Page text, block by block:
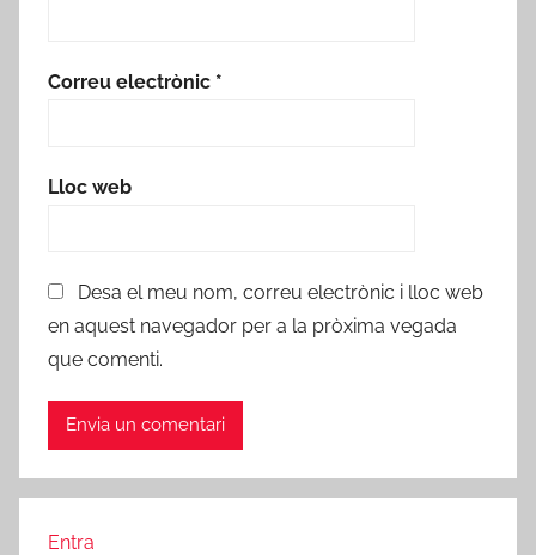
Correu electrònic *
Lloc web
Desa el meu nom, correu electrònic i lloc web
en aquest navegador per a la pròxima vegada
que comenti.
Entra